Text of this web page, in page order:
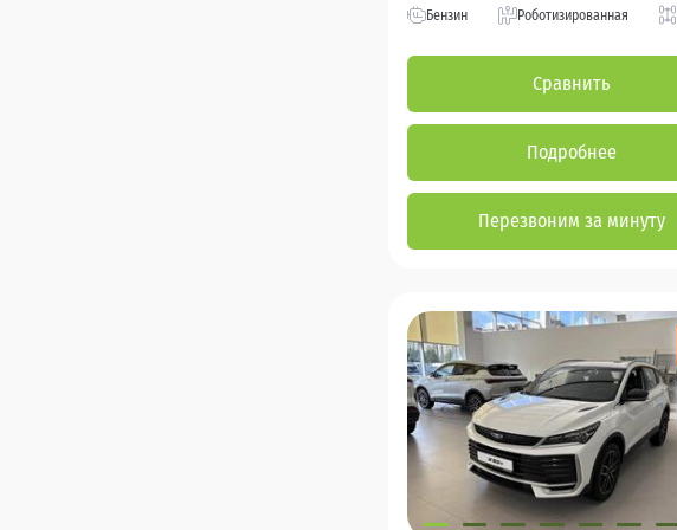
Бензин Роботизированная
Сравнить
Подробнее
Перезвоним за минуту